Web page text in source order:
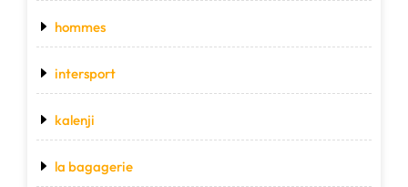
hommes
intersport
kalenji
la bagagerie